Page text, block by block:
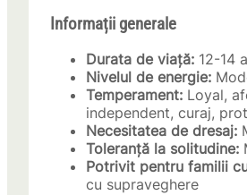
Informații generale
Durata de viață: 12-14
Nivelul de energie:
Temperament: Loyal,
independent, curaj,
Necesitatea de dresaj:
Toleranță la solitudine:
Potrivit pentru familii
cu supraveghere